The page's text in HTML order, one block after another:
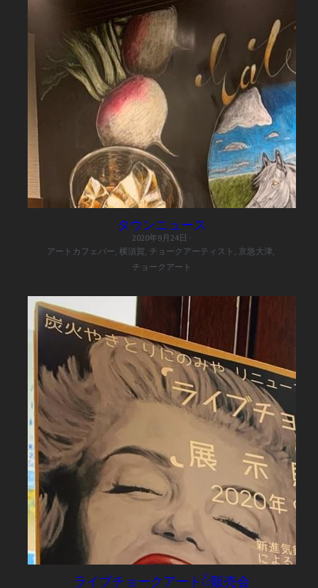
タウンニュース
2020年9月24日 ·
アートカフェバー, 横須賀, チョークアーティスト,
京急大津,
チョークアート
ライブチョークアート&販売会